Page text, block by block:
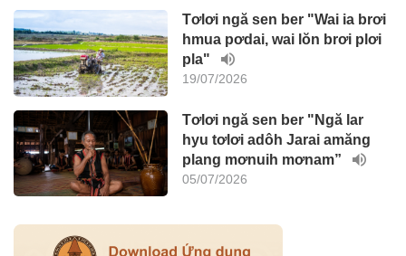
Tơlơi ngă sen ber "Wai ia brơi
hmua pơdai, wai lŏn brơi plơi
pla"
19/07/2026
Tơlơi ngă sen ber "Ngă lar
hyu tơlơi adôh Jarai amăng
plang mơnuih mơnam”
05/07/2026